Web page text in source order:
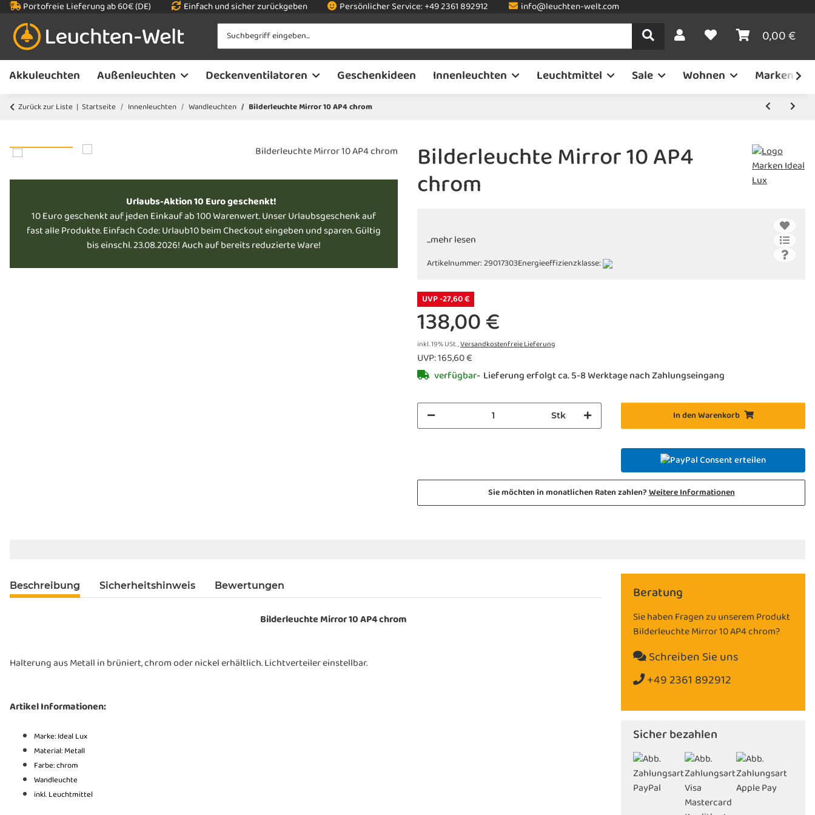
Portofreie Lieferung ab 60€ (DE) Einfach und sicher zurückgeben Persönlicher Service:+49 2361 892912 info@leuchten-welt.com
0,00 €
Akkuleuchten Außenleuchten Deckenventilatoren Geschenkideen Innenleuchten Leuchtmittel Sale Wohnen Marken
Zurück zur Liste Startseite Innenleuchten Wandleuchten Bilderleuchte Mirror 10 AP4 chrom
Urlaubs-Aktion 10 Euro geschenkt!
10 Euro geschenkt auf jeden Einkauf ab 100 Warenwert. Unser Urlaubsgeschenk auf
fast alle Produkte. Einfach Code: Urlaub10 beim Checkout eingeben und sparen. Gültig
bis einschl. 23.08.2026! Auch auf bereits reduzierte Ware!
Bilderleuchte Mirror 10 AP4
chrom
...mehr lesen
Artikelnummer:29017303Energieeffizienzklasse:
UVP -27,60 €
138,00 €
inkl. 19% USt. ,Versandkostenfreie Lieferung
UVP:165,60 €
verfügbar Lieferung erfolgt ca. 5-8 Werktage nach Zahlungseingang
Stk In den Warenkorb
Consent erteilen
Sie möchten in monatlichen Raten zahlen?Weitere Informationen
Beschreibung Sicherheitshinweis Bewertungen
Bilderleuchte Mirror 10 AP4 chrom
Halterung aus Metall in brüniert, chrom oder nickel erhältlich. Lichtverteiler einstellbar.
Artikel Informationen:
Marke: Ideal Lux
Material: Metall
Farbe:chrom
Wandleuchte
inkl. Leuchtmittel
Beratung
Sie haben Fragen zu unserem Produkt
Bilderleuchte Mirror 10 AP4 chrom?
Schreiben Sie uns
+49 2361 892912
Sicher bezahlen